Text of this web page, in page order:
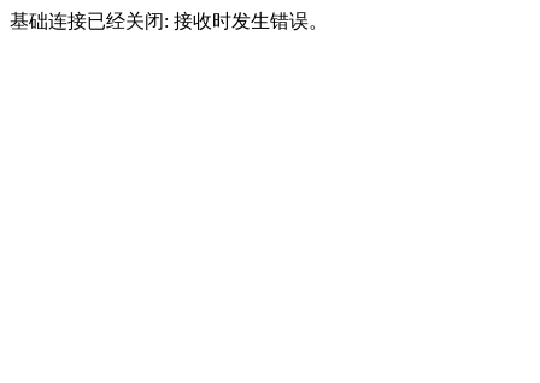
基础连接已经关闭: 接收时发生错误。